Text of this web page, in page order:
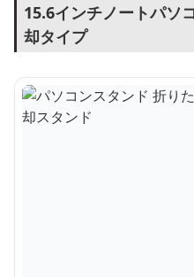
15.6インチノートパソ
却タイプ